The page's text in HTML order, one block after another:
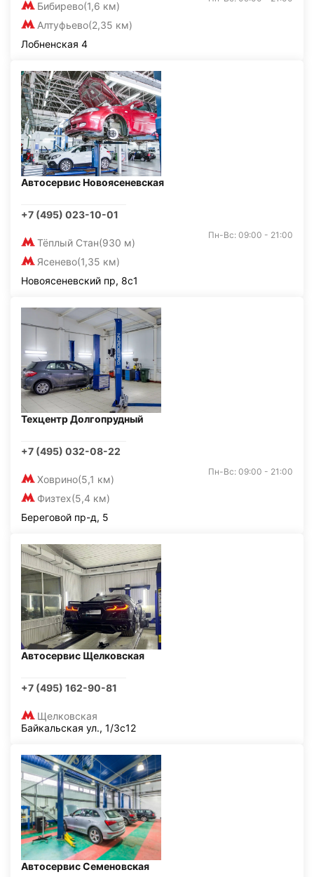
Бибирево(1,6 км)
Алтуфьево(2,35 км)
Лобненская 4
Автосервис Новоясеневская
+7 (495) 023-10-01
Тёплый Стан(930 м)
Ясенево(1,35 км)
Пн-Вс: 09:00 - 21:00
Новоясеневский пр, 8с1
Техцентр Долгопрудный
+7 (495) 032-08-22
Ховрино(5,1 км)
Физтех(5,4 км)
Пн-Вс: 09:00 - 21:00
Береговой пр-д, 5
Автосервис Щелковская
+7 (495) 162-90-81
Щелковская
Байкальская ул., 1/3с12
Автосервис Семеновская